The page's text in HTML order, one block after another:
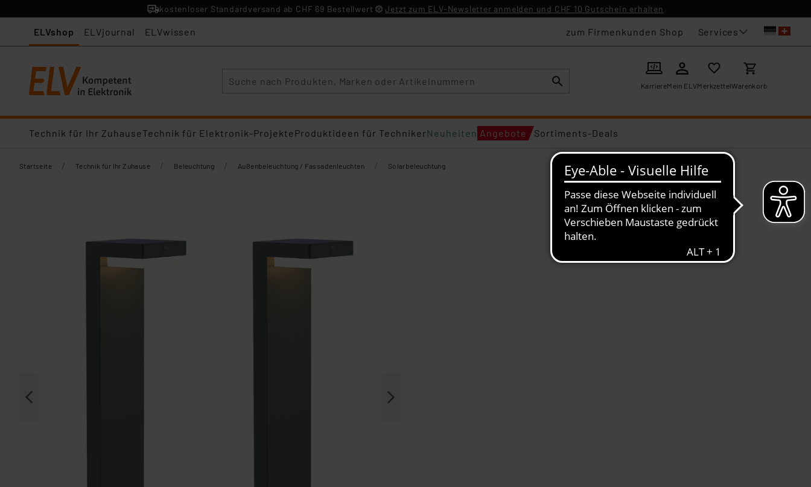
kostenloser Standardversand ab CHF 69 Bestellwert Jetzt zum ELV-Newsletter anmelden und CHF 10 Gutschein erhalten
ELVshop ELVjournal ELVwissen zum Firmenkunden Shop Services
KarriereMein ELVMerkzettelWarenkorb
Technik für Ihr ZuhauseTechnik für Elektronik-ProjekteProduktideen für TechnikerNeuheiten Angebote Sortiments-Deals
Startseite / Technik für Ihr Zuhause / Beleuchtung / Außenbeleuchtung / Fassadenleuchten / Solarbeleuchtung